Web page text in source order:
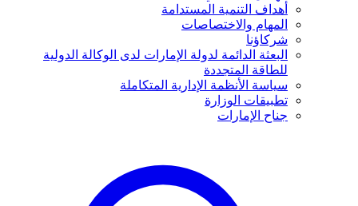
أهداف التنمية المستدامة
المهام والاختصاصات
شركاؤنا
البعثة الدائمة لدولة الإمارات لدى الوكالة الدولية
للطاقة المتجددة
سياسة الأنظمة الإدارية المتكاملة
تطبيقات الوزارة
جناح الإمارات